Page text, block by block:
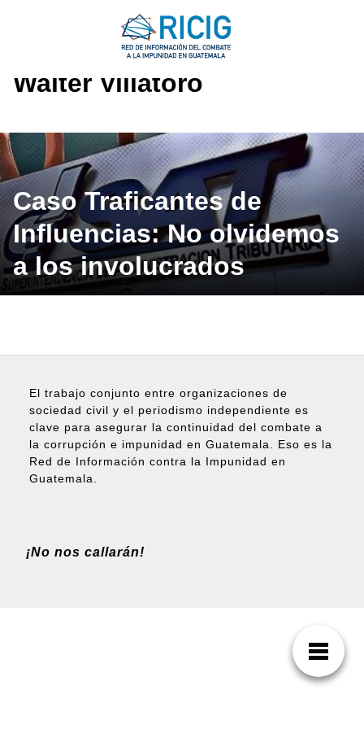
Walter Villatoro
Caso Traficantes de
Influencias: No olvidemos
a los involucrados
El trabajo conjunto entre organizaciones de
sociedad civil y el periodismo independiente es
clave para asegurar la continuidad del combate a
la corrupción e impunidad en Guatemala. Eso es la
Red de Información contra la Impunidad en
Guatemala.
¡No nos callarán!